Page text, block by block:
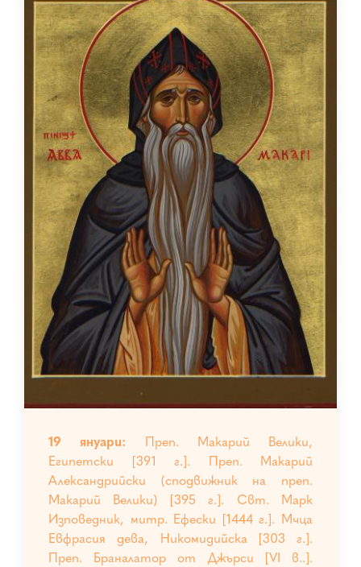
19 януари: Преп. Макарий Велики,
Египетски [391 г.]. Преп. Макарий
Александрийски (сподвижник на преп.
Макарий Велики) [395 г.]. Свт. Марк
Изповедник, митр. Ефески [1444 г.]. Мчца
Евфрасия дева, Никомидийска [303 г.].
Преп. Браналатор от Джърси [VI в..].